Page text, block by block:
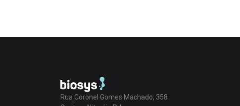
Rua Coronel Gomes Machado, 358